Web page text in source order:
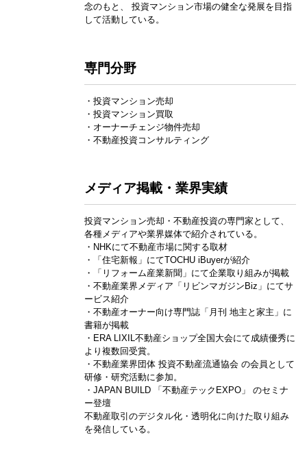
念のもと、 投資マンション市場の健全な発展を目指
して活動している。
専門分野
・投資マンション売却
・投資マンション買取
・オーナーチェンジ物件売却
・不動産投資コンサルティング
メディア掲載・業界実績
投資マンション売却・不動産投資の専門家として、
各種メディアや業界媒体で紹介されている。
・NHKにて不動産市場に関する取材
・「住宅新報」にてTOCHU iBuyerが紹介
・「リフォーム産業新聞」にて企業取り組みが掲載
・不動産業界メディア「リビンマガジンBiz」にてサ
ービス紹介
・不動産オーナー向け専門誌「月刊 地主と家主」に
書籍が掲載
・ERA LIXIL不動産ショップ全国大会にて成績優秀に
より複数回受賞。
・不動産業界団体 投資不動産流通協会 の会員として
研修・研究活動に参加。
・JAPAN BUILD 「不動産テックEXPO」 のセミナ
ー登壇
不動産取引のデジタル化・透明化に向けた取り組み
を発信している。